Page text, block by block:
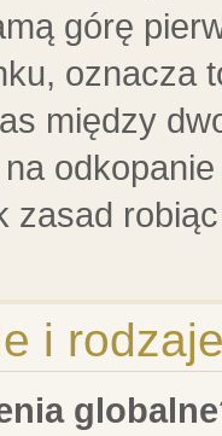
górę
oznacza
między
zasad
i